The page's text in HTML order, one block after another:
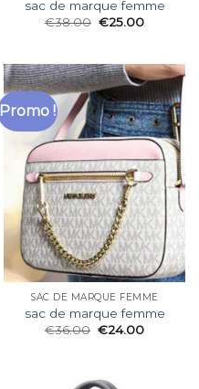
sac de marque femme
€38.00 €25.00
Promo !
SAC DE MARQUE FEMME
sac de marque femme
€36.00 €24.00